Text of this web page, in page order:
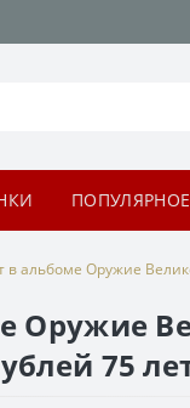
ПОПУЛЯРНОЕ
в альбоме Оружие
Оружие
75